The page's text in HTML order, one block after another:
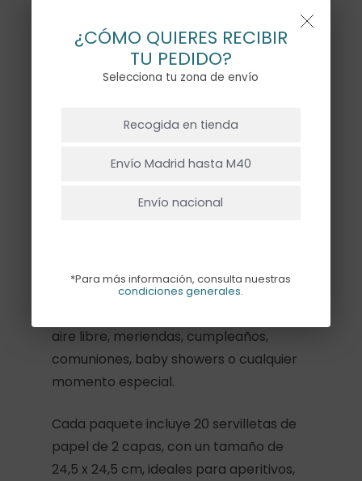
Añadir Al Carrito
Descripción
Llena tu mesa de color y frescura con
campestres es perfecto para crear
aire libre, meriendas, cumpleaños,
comuniones, baby showers o cualquier
momento especial.
Cada paquete incluye 20 servilletas de
papel de 2 capas, con un tamaño de
24,5 x 24,5 cm, ideales para aperitivos,
¿CÓMO QUIERES RECIBIR
TU PEDIDO?
Selecciona tu zona de envío
Recogida en tienda
Envío Madrid hasta M40
Envío nacional
*Para más información, consulta nuestras
condiciones generales.